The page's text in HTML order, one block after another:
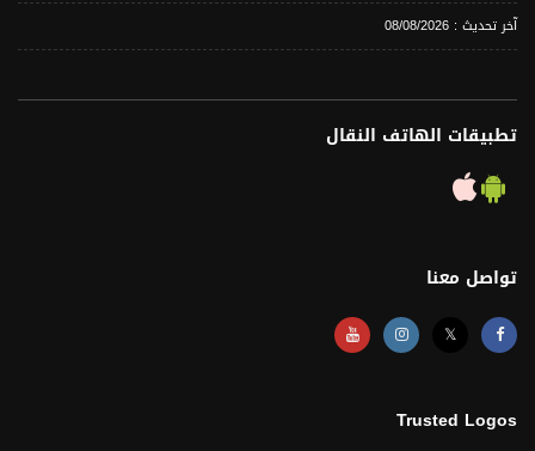
آخر تحديث : 08/08/2026
تطبيقات الهاتف النقال
تواصل معنا
𝕏
Trusted Logos